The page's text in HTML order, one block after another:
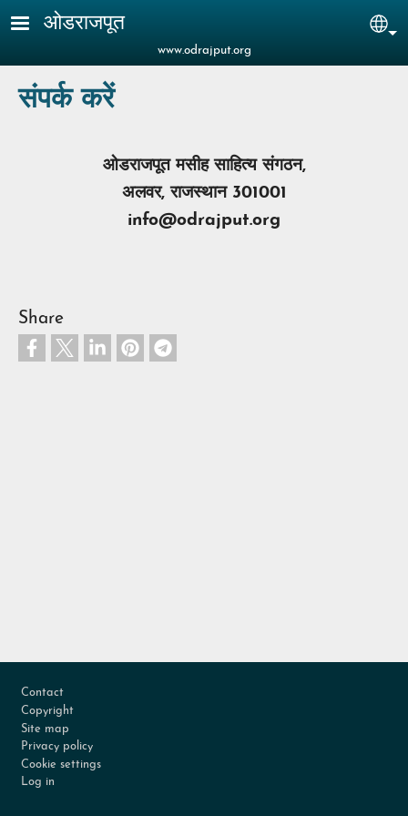
Skip to main content
ओडराजपूत
www.odrajput.org
संपर्क करें
ओडराजपूत मसीह साहित्य संगठन,
अलवर, राजस्थान 301001
info@odrajput.org
Share
Contact
Copyright
Site map
Privacy policy
Cookie settings
Log in